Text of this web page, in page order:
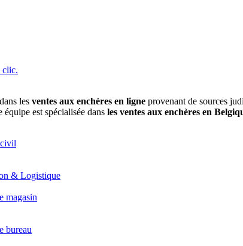
les ventes aux enchères en ligne provenant de sources
équipe est spécialisée dans les ventes aux enchères en
& Logistique
magasin
bureau